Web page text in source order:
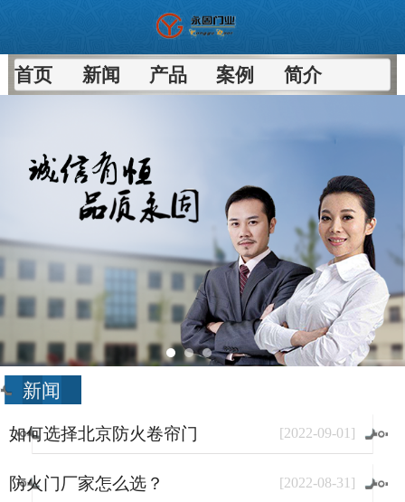
首页 新闻 产品 案例 简介
新闻
如何选择北京防火卷帘门 [2022-09-01 ]
防火门厂家怎么选？ [2022-08-31 ]